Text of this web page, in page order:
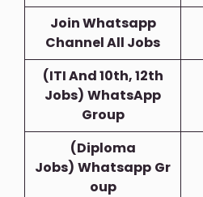
Join Whatsapp
Channel All Jobs
(ITI And 10th, 12th
Jobs) WhatsApp
Group
(Diploma
Jobs) Whatsapp Gr
Oup